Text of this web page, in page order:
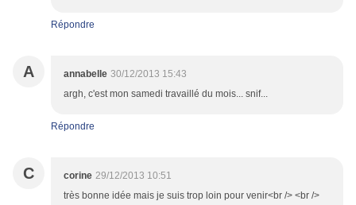
Répondre
A annabelle 30/12/2013 15:43
argh, c'est mon samedi travaillé du mois... snif...
Répondre
C corine 29/12/2013 10:51
très bonne idée mais je suis trop loin pour venir<br /> <br />